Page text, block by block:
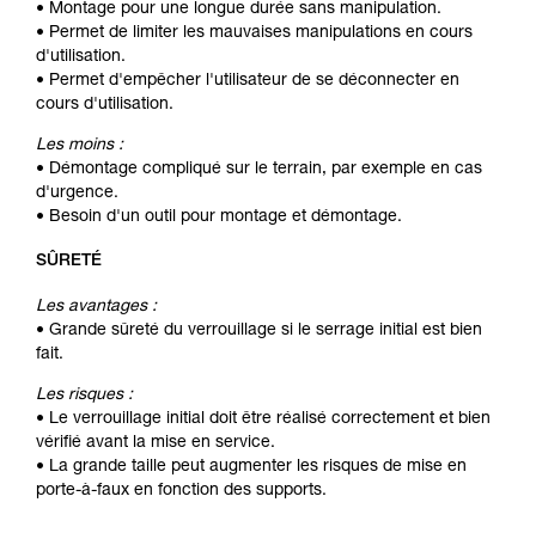
• Montage pour une longue durée sans manipulation.
• Permet de limiter les mauvaises manipulations en cours
d'utilisation.
• Permet d'empêcher l'utilisateur de se déconnecter en
cours d'utilisation.
Les moins :
• Démontage compliqué sur le terrain, par exemple en cas
d'urgence.
• Besoin d'un outil pour montage et démontage.
SÛRETÉ
Les avantages :
• Grande sûreté du verrouillage si le serrage initial est bien
fait.
Les risques :
• Le verrouillage initial doit être réalisé correctement et bien
vérifié avant la mise en service.
• La grande taille peut augmenter les risques de mise en
porte-à-faux en fonction des supports.